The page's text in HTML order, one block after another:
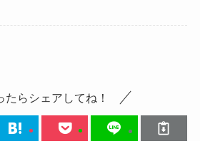
たらシェアしてね！